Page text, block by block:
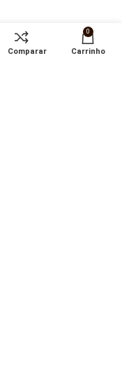
Comparar
0
Carrinho